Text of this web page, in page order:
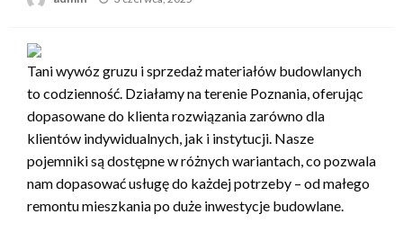
Tani wywóz gruzu i sprzedaż materiałów budowlanych
to codzienność. Działamy na terenie Poznania, oferując
dopasowane do klienta rozwiązania zarówno dla
klientów indywidualnych, jak i instytucji. Nasze
pojemniki są dostępne w różnych wariantach, co pozwala
nam dopasować usługę do każdej potrzeby – od małego
remontu mieszkania po duże inwestycje budowlane.